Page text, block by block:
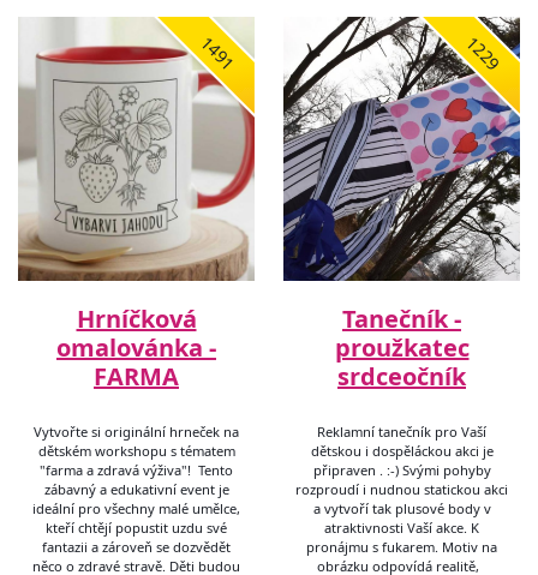
1491
Hrníčková
omalovánka -
FARMA
Vytvořte si originální hrneček na
dětském workshopu s tématem
"farma a zdravá výživa"! Tento
zábavný a edukativní event je
ideální pro všechny malé umělce,
kteří chtějí popustit uzdu své
fantazii a zároveň se dozvědět
něco o zdravé stravě. Děti budou
1229
Tanečník -
proužkatec
srdceočník
Reklamní tanečník pro Vaší
dětskou i dospěláckou akci je
připraven . :-) Svými pohyby
rozproudí i nudnou statickou akci
a vytvoří tak plusové body v
atraktivnosti Vaší akce. K
pronájmu s fukarem. Motiv na
obrázku odpovídá realitě,